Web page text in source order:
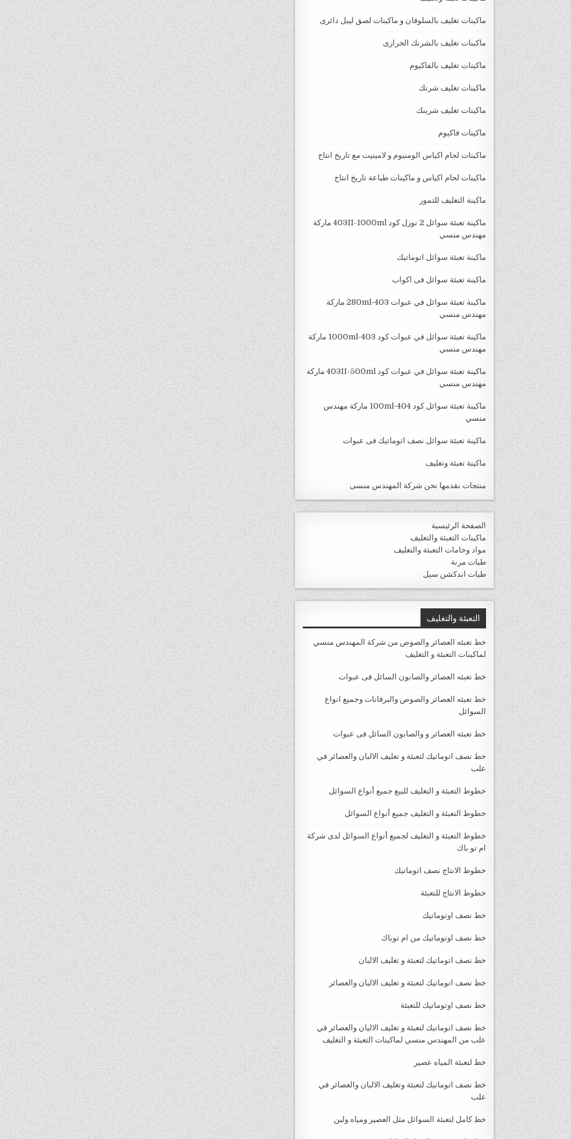
ماكينات تغليف بالسلوفان و ماكينات لصق ليبل دائرى
ماكينات تغليف بالشرنك الحرارى
ماكينات تغليف بالفاكيوم
ماكينات تغليف شرنك
ماكينات تغليف شرينك
ماكينات فاكيوم
ماكينات لحام اكياس الومنيوم و لامينيت مع تاريخ انتاج
ماكينات لحام اكياس و ماكينات طباعة تاريخ انتاج
ماكينة التغليف للتمور
ماكينة تعبئة سوائل 2 نوزل كود 403II-1000ml ماركة
مهندس منسي
ماكينة تعبئة سوائل اتوماتيك
ماكينة تعبئة سوائل فى اكواب
ماكينة تعبئة سوائل في عبوات 403-280ml ماركة
مهندس منسي
ماكينة تعبئة سوائل في عبوات كود 403-1000ml ماركة
مهندس منسي
ماكينة تعبئة سوائل في عبوات كود 403II-500ml ماركة
مهندس منسي
ماكينة تعبئة سوائل كود 404-100ml ماركة مهندس
منسي
ماكينة تعبئة سوائل نصف اتوماتيك فى عبوات
ماكينة تعبئة وتغليف
منتجات نقدمها نحن شركة المهندس منسى
الصفحة الرئيسية
ماكينات التعبئة والتغليف
مواد وخامات التعبئة والتغليف
طبات مرنة
طبات اندكشن سيل
التعبئة والتغليف
خط تعبئه العصائر والصوص من شركة المهندس منسي
لماكينات التعبئة و التغليف
خط تعبئه العصائر والصابون السائل فى عبوات
خط تعبئه العصائر والصوص والبرفانات وجميع انواع
السوائل
خط تعبئه العصائر و والصابون السائل فى عبوات
خط نصف اتوماتيك لتعبئة و تغليف الالبان والعصائر في
علب
خطوط التعبئة و التغليف للبيع جميع أنواع السوائل
خطوط التعبئة و التغليف جميع أنواع السوائل
خطوط التعبئة و التغليف لجميع أنواع السوائل لدى شركة
ام تو باك
خطوط الانتاج نصف اتوماتيك
خطوط الانتاج للتعبئة
خط نصف اوتوماتيك
خط نصف اوتوماتيك من ام توباك
خط نصف اتوماتيك لتعبئة و تغليف الالبان
خط نصف اتوماتيك لتعبئة و تغليف الالبان والعصائر
خط نصف اوتوماتيك للتعبئة
خط نصف اتوماتيك لتعبئة و تغليف الالبان والعصائر في
علب من المهندس منسي لماكينات التعبئة و التغليف
خط لتعبئة المياه عصير
خط نصف اتوماتيك لتعبئة وتغليف الالبان والعصائر في
علب
خط كامل لتعبئة السوائل مثل العصير ومياه ولبن